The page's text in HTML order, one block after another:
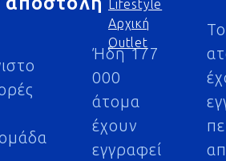
Ήδη 177
000
άτομα
έχουν
εγγραφεί
Lifestyle
Αρχική
Outlet